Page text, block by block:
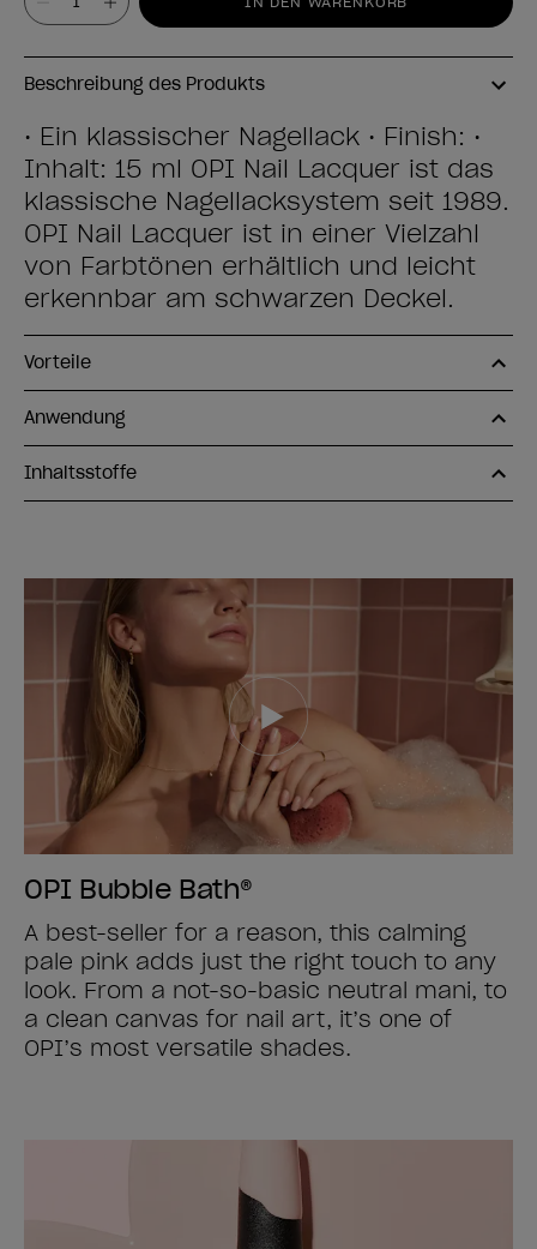
Beschreibung des Produkts
• Ein klassischer Nagellack • Finish: •
Inhalt: 15 ml OPI Nail Lacquer ist das
klassische Nagellacksystem seit 1989.
OPI Nail Lacquer ist in einer Vielzahl
von Farbtönen erhältlich und leicht
erkennbar am schwarzen Deckel.
Vorteile
Anwendung
Inhaltsstoffe
OPI Bubble Bath®
A best-seller for a reason, this calming
pale pink adds just the right touch to any
look. From a not-so-basic neutral mani, to
a clean canvas for nail art, it’s one of
OPI’s most versatile shades.